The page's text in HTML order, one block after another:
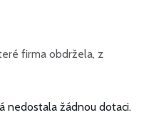
firma obdržela, z
nedostala žádnou dotaci.